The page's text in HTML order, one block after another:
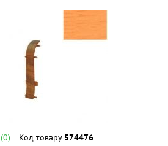
(0) Код товару 574476